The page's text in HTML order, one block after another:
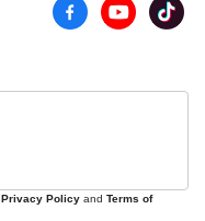
Privacy Policy and Terms of